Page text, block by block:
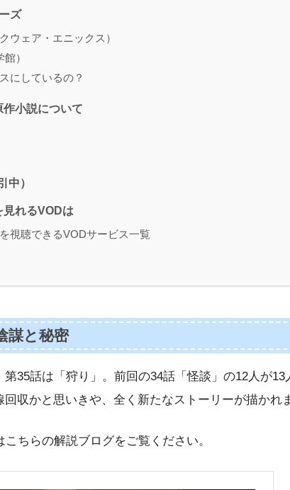
ズ
ウェア・エニックス）
）
にしているの？
作小説について
中）
見れるVODは
視聴できるVODサービス一覧
謀と秘密
35話は「狩り」。前回の34話「怪談」の12人が13
収かと思いきや、全く新たなストーリーが描かれ
ちらの解説ブログをご覧ください。